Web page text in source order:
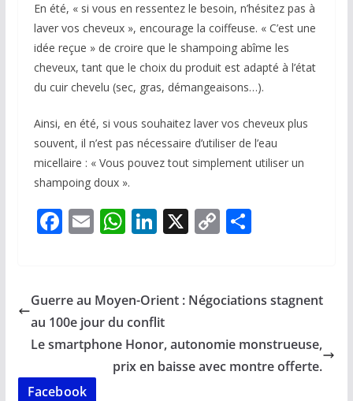
En été, « si vous en ressentez le besoin, n’hésitez pas à
laver vos cheveux », encourage la coiffeuse. « C’est une
idée reçue » de croire que le shampoing abîme les
cheveux, tant que le choix du produit est adapté à l’état
du cuir chevelu (sec, gras, démangeaisons…).
Ainsi, en été, si vous souhaitez laver vos cheveux plus
souvent, il n’est pas nécessaire d’utiliser de l’eau
micellaire : « Vous pouvez tout simplement utiliser un
shampoing doux ».
F
b
o
o
k
E
l
W
s
A
p
p
Li
e
dI
n
X C
y
n
k
P
g
Guerre au Moyen-Orient : Négociations stagnent
au 100e jour du conflit
Le smartphone Honor, autonomie monstrueuse,
prix en baisse avec montre offerte.
Facebook